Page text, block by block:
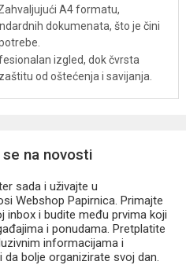
A4 formatu,
dokumenata, što je čini
izgled, dok čvrsta
od oštećenja i savijanja.
na novosti
sada i uživajte u
Webshop Papirnica. Primajte
inbox i budite među prvima koji
i ponudama. Pretplatite
informacijama i
bolje organizirate svoj dan.